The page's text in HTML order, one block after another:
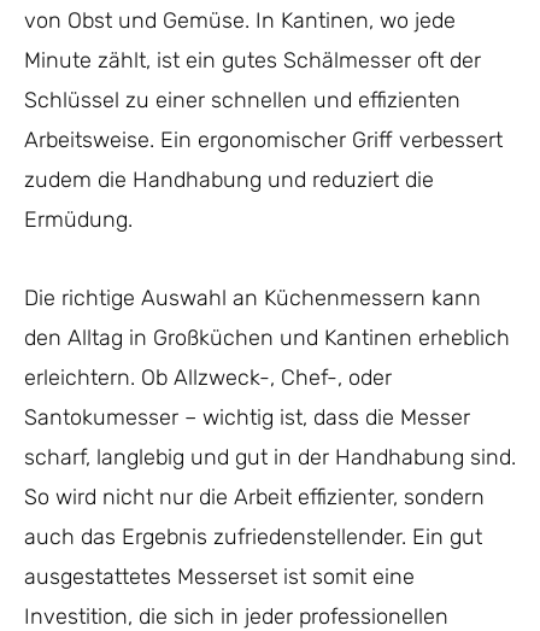
von Obst und Gemüse. In Kantinen, wo jede
Minute zählt, ist ein gutes Schälmesser oft der
Schlüssel zu einer schnellen und effizienten
Arbeitsweise. Ein ergonomischer Griff verbessert
zudem die Handhabung und reduziert die
Ermüdung.
Die richtige Auswahl an Küchenmessern kann
den Alltag in Großküchen und Kantinen erheblich
erleichtern. Ob Allzweck-, Chef-, oder
Santokumesser – wichtig ist, dass die Messer
scharf, langlebig und gut in der Handhabung sind.
So wird nicht nur die Arbeit effizienter, sondern
auch das Ergebnis zufriedenstellender. Ein gut
ausgestattetes Messerset ist somit eine
Investition, die sich in jeder professionellen